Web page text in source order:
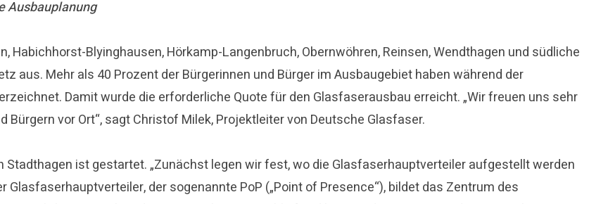
Ausbauplanung
Habichhorst-Blyinghausen, Hörkamp-Langenbruch, Obernwöhren, Reinsen, Wendthagen und südliche
aus. Mehr als 40 Prozent der Bürgerinnen und Bürger im Ausbaugebiet haben während der
Damit wurde die erforderliche Quote für den Glasfaserausbau erreicht. „Wir freuen uns sehr
vor Ort“, sagt Christof Milek, Projektleiter von Deutsche Glasfaser.
ist gestartet. „Zunächst legen wir fest, wo die Glasfaserhauptverteiler aufgestellt werden
der sogenannte PoP („Point of Presence“), bildet das Zentrum des